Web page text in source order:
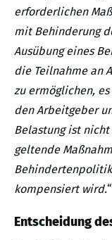
erforderlichen
mit Behinderung
Ausübung eines
die Teilnahme an
zu ermöglichen,
den Arbeitgeber
Belastung ist
geltende
kompensiert wird.“
Entscheidung